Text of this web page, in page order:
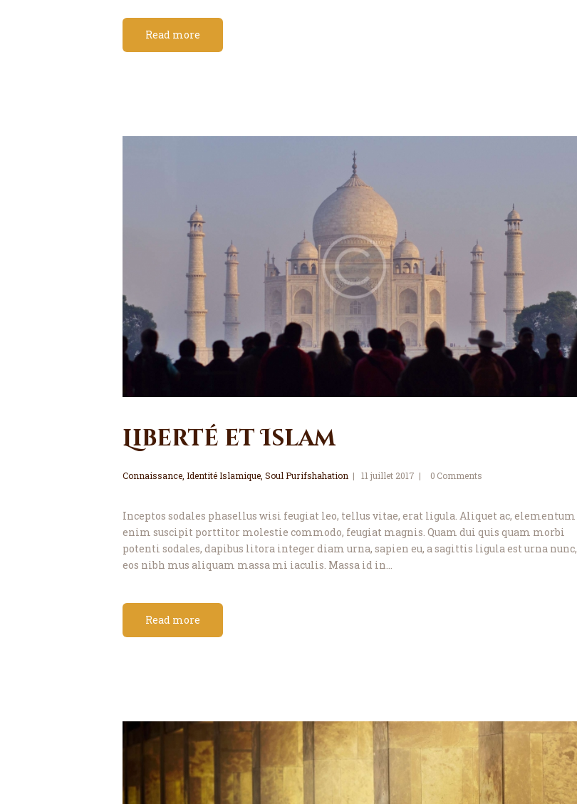
Read more
Liberté et Islam
Connaissance Identité Islamique Soul Purifshahation 11 juillet 2017 0 Comments
Inceptos sodales phasellus wisi feugiat leo, tellus vitae, erat ligula. Aliquet ac, elementum
enim suscipit porttitor molestie commodo, feugiat magnis. Quam dui quis quam morbi
potenti sodales, dapibus litora integer diam urna, sapien eu, a sagittis ligula est urna nunc,
eos nibh mus aliquam massa mi iaculis. Massa id in…
Read more